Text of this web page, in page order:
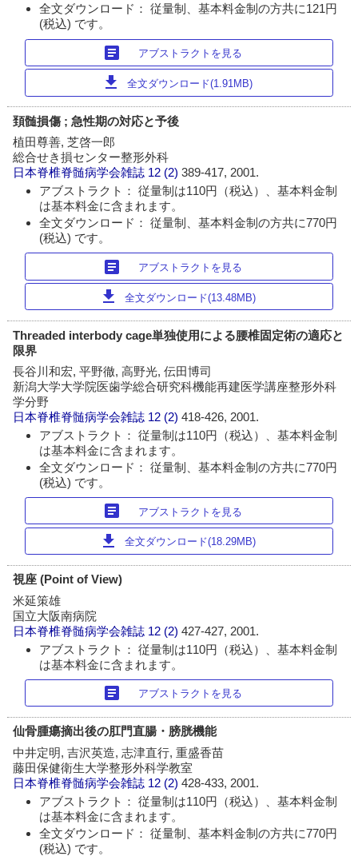
全文ダウンロード： 従量制、基本料金制の方共に121円
(税込) です。
article アブストラクトを見る
download 全文ダウンロード(1.91MB)
頚髄損傷 ; 急性期の対応と予後
植田尊善, 芝啓一郎
総合せき損センター整形外科
日本脊椎脊髄病学会雑誌 12 (2)389-417, 2001.
アブストラクト： 従量制は110円（税込）、基本料金制
は基本料金に含まれます。
全文ダウンロード： 従量制、基本料金制の方共に770円
(税込) です。
article アブストラクトを見る
download 全文ダウンロード(13.48MB)
Threaded interbody cage単独使用による腰椎固定術の適応と
限界
長谷川和宏, 平野徹, 高野光, 伝田博司
新潟大学大学院医歯学総合研究科機能再建医学講座整形外科
学分野
日本脊椎脊髄病学会雑誌 12 (2)418-426, 2001.
アブストラクト： 従量制は110円（税込）、基本料金制
は基本料金に含まれます。
全文ダウンロード： 従量制、基本料金制の方共に770円
(税込) です。
article アブストラクトを見る
download 全文ダウンロード(18.29MB)
視座 (Point of View)
米延策雄
国立大阪南病院
日本脊椎脊髄病学会雑誌 12 (2)427-427, 2001.
アブストラクト： 従量制は110円（税込）、基本料金制
は基本料金に含まれます。
article アブストラクトを見る
仙骨腫瘍摘出後の肛門直腸・膀胱機能
中井定明, 吉沢英造, 志津直行, 重盛香苗
藤田保健衛生大学整形外科学教室
日本脊椎脊髄病学会雑誌 12 (2)428-433, 2001.
アブストラクト： 従量制は110円（税込）、基本料金制
は基本料金に含まれます。
全文ダウンロード： 従量制、基本料金制の方共に770円
(税込) です。